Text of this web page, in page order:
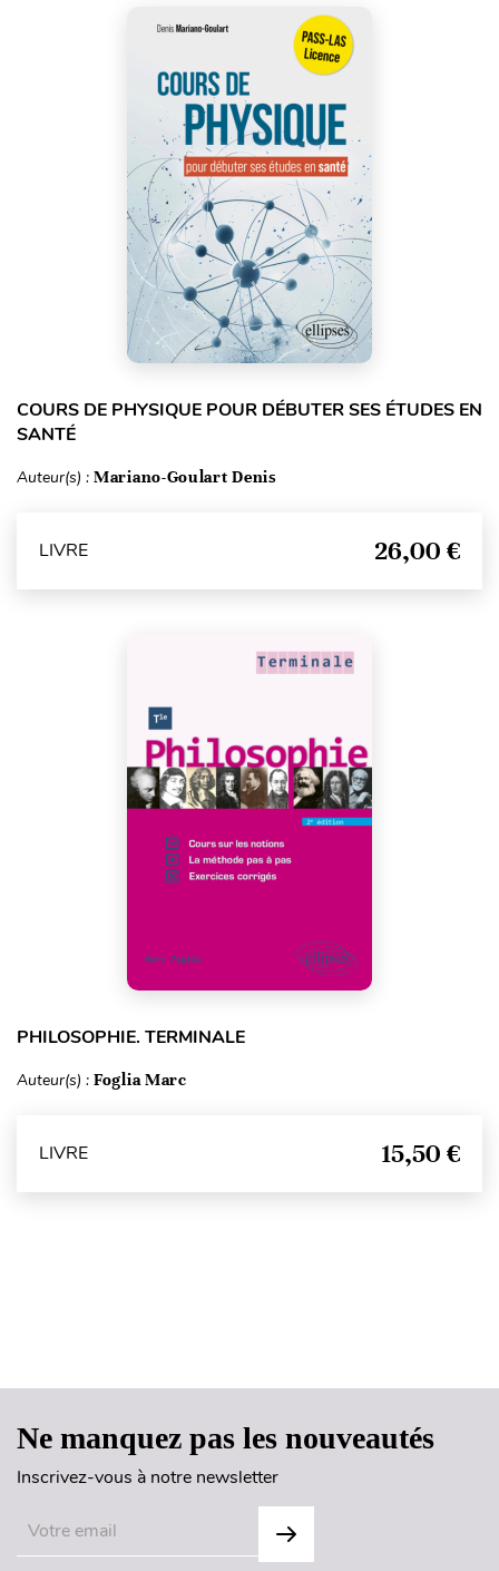
COURS DE PHYSIQUE POUR DÉBUTER SES ÉTUDES EN
SANTÉ
Auteur(s) : Mariano-Goulart Denis
LIVRE 26,00 €
PHILOSOPHIE. TERMINALE
Auteur(s) : Foglia Marc
LIVRE 15,50 €
Ne manquez pas les nouveautés
Inscrivez-vous à notre newsletter